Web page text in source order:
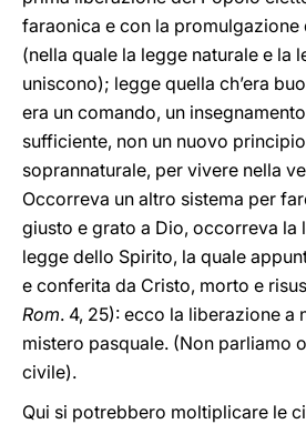
faraonica e con la promulgazione
(nella quale la legge naturale e la
uniscono); legge quella ch’era
era un comando, un
sufficiente, non un nuovo
soprannaturale, per vivere nella
Occorreva un altro sistema per
giusto e grato a Dio, occorreva la
legge dello Spirito, la quale
e conferita da Cristo, morto e
Rom. 4, 25): ecco la liberazione a
mistero pasquale. (Non parliamo
civile).
Qui si potrebbero moltiplicare le